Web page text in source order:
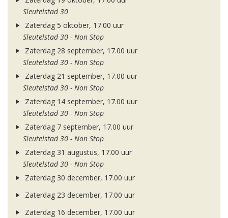
Sleutelstad 30
Zaterdag 5 oktober, 17.00 uur
Sleutelstad 30 - Non Stop
Zaterdag 28 september, 17.00 uur
Sleutelstad 30 - Non Stop
Zaterdag 21 september, 17.00 uur
Sleutelstad 30 - Non Stop
Zaterdag 14 september, 17.00 uur
Sleutelstad 30 - Non Stop
Zaterdag 7 september, 17.00 uur
Sleutelstad 30 - Non Stop
Zaterdag 31 augustus, 17.00 uur
Sleutelstad 30 - Non Stop
Zaterdag 30 december, 17.00 uur
Zaterdag 23 december, 17.00 uur
Zaterdag 16 december, 17.00 uur